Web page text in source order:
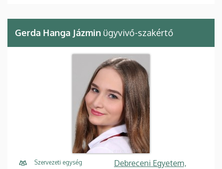
Gerda Hanga Jázmin ügyvivő-szakértő
Szervezeti egység
Debreceni Egyetem,